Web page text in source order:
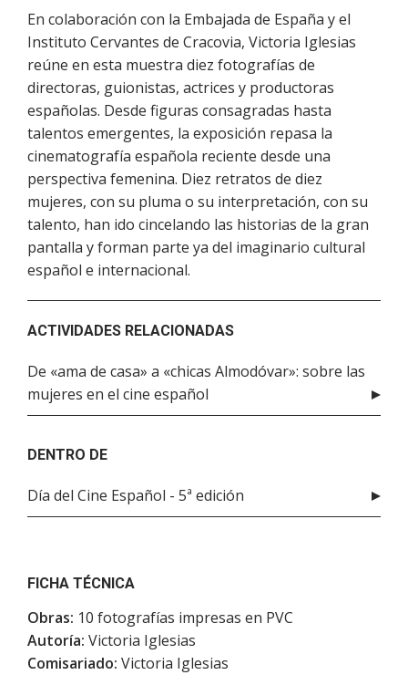
En colaboración con la Embajada de España y el
Instituto Cervantes de Cracovia, Victoria Iglesias
reúne en esta muestra diez fotografías de
directoras, guionistas, actrices y productoras
españolas. Desde figuras consagradas hasta
talentos emergentes, la exposición repasa la
cinematografía española reciente desde una
perspectiva femenina. Diez retratos de diez
mujeres, con su pluma o su interpretación, con su
talento, han ido cincelando las historias de la gran
pantalla y forman parte ya del imaginario cultural
español e internacional.
ACTIVIDADES RELACIONADAS
De «ama de casa» a «chicas Almodóvar»: sobre las
mujeres en el cine español
DENTRO DE
Día del Cine Español - 5ª edición
FICHA TÉCNICA
Obras: 10 fotografías impresas en PVC
Autoría: Victoria Iglesias
Comisariado: Victoria Iglesias